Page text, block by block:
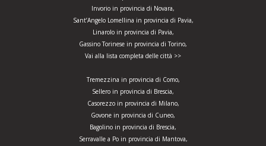
Invorio in provincia di Novara,
Sant’Angelo Lomellina in provincia di Pavia,
Linarolo in provincia di Pavia,
Gassino Torinese in provincia di Torino,
Vai alla lista completa delle città >>
Tremezzina in provincia di Como,
Sellero in provincia di Brescia,
Casorezzo in provincia di Milano,
Govone in provincia di Cuneo,
Bagolino in provincia di Brescia,
Serravalle a Po in provincia di Mantova,